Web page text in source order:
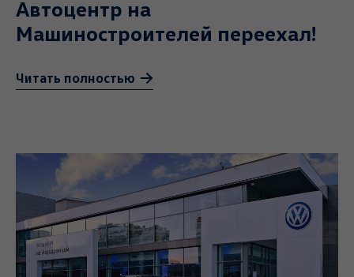
Автоцентр на
Машиностроителей переехал!
Читать полностью